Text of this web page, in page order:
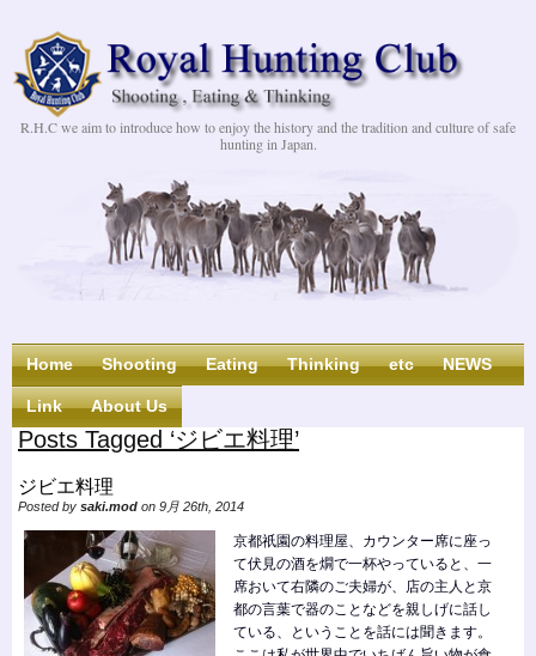
R.H.C we aim to introduce how to enjoy the history and the tradition and culture of safe
hunting in Japan.
Home Shooting Eating Thinking etc NEWS
Link About Us
Posts Tagged ‘ジビエ料理’
ジビエ料理
Posted by saki.mod on 9月 26th, 2014
京都祇園の料理屋、カウンター席に座っ
て伏見の酒を燗で一杯やっていると、一
席おいて右隣のご夫婦が、店の主人と京
都の言葉で器のことなどを親しげに話し
ている、ということを話には聞きます。